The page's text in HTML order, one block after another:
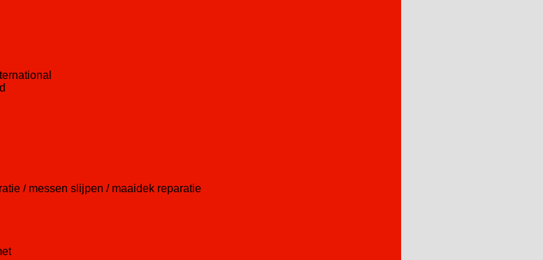
/ messen slijpen / maaidek reparatie